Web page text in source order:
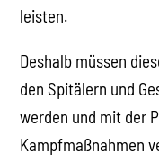
leisten.
Deshalb müssen
den Spitälern und
werden und mit der
Kampfmaßnahmen